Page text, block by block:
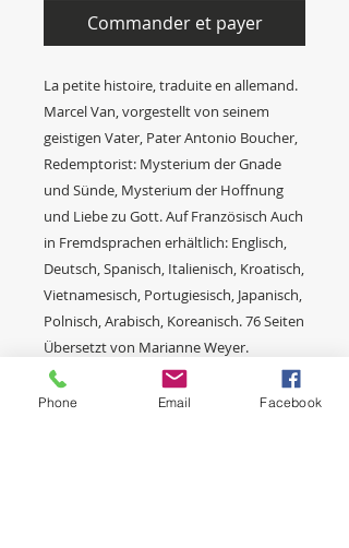
Commander et payer
La petite histoire, traduite en allemand.
Marcel Van, vorgestellt von seinem
geistigen Vater, Pater Antonio Boucher,
Redemptorist: Mysterium der Gnade
und Sünde, Mysterium der Hoffnung
und Liebe zu Gott. Auf Französisch Auch
in Fremdsprachen erhältlich: Englisch,
Deutsch, Spanisch, Italienisch, Kroatisch,
Vietnamesisch, Portugiesisch, Japanisch,
Polnisch, Arabisch, Koreanisch. 76 Seiten
Übersetzt von Marianne Weyer.
Phone Email Facebook